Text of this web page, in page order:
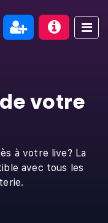
votre
à votre live? La
avec tous les